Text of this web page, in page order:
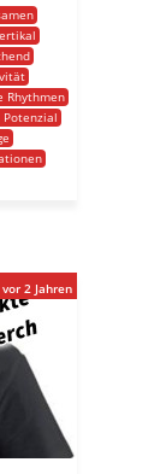
Rhythmen
Potenzial
vor 2 Jahren